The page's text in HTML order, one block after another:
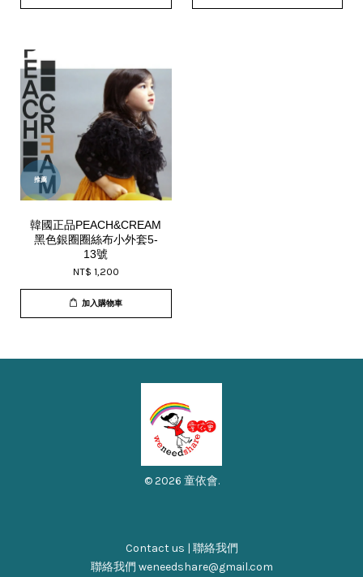
推薦
韓國正品PEACH&CREAM
黑色銀圈圈絲布小外套5-
13號
NT$ 1,200
加入購物車
© 2026 童依會.
Contact us | 聯絡我們
聯絡我們 weneedshare@gmail.com